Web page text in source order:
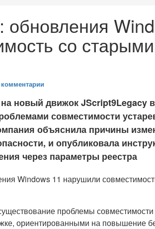
обновления
со
комментарии
новый движок JScript9Legacy
совместимости
объяснила причины
и опубликовала
через параметры реестра
проблемы
ориентированными на повышение